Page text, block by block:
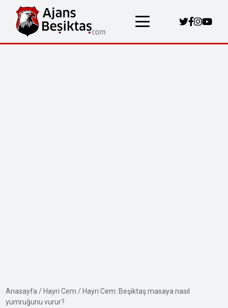
Anasayfa / Hayri Cem / Hayri Cem: Beşiktaş masaya nasıl
yumruğunu vurur?